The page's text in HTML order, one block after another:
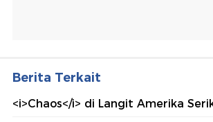
Berita Terkait
<i>Chaos</i> di Langit Amerika